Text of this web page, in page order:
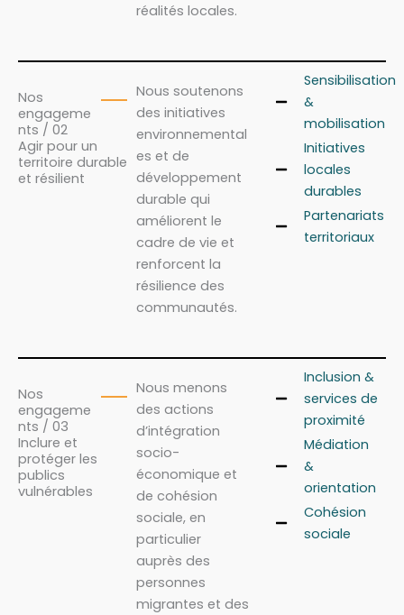
réalités locales.
Nos
engageme
nts / 02
Agir pour un
territoire durable
et résilient
Nous soutenons
des initiatives
environnemental
es et de
développement
durable qui
améliorent le
cadre de vie et
renforcent la
résilience des
communautés.
Sensibilisation
&
mobilisation
Initiatives
locales
durables
Partenariats
territoriaux
Nos
engageme
nts / 03
Inclure et
protéger les
publics
vulnérables
Nous menons
des actions
d’intégration
socio-
économique et
de cohésion
sociale, en
particulier
auprès des
personnes
migrantes et des
Inclusion &
services de
proximité
Médiation
&
orientation
Cohésion
sociale